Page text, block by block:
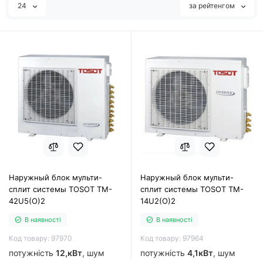
24 за рейтенгом
Наружный блок мульти-
сплит системы TOSOT TM-
42U5(O)2
В наявності
Код товару: 97970
потужність 12,кВт, шум
Наружный блок мульти-
сплит системы TOSOT TM-
14U2(O)2
В наявності
Код товару: 97964
потужність 4,1кВт, шум